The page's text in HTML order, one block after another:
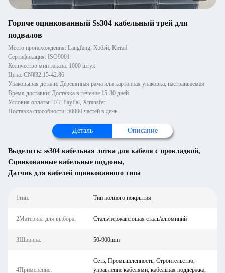
Горяче оцинкованный Ss304 кабельный трей для
подвалов
Место происхождения: Langfang, Хэбэй, Китай
Сертификация: ISO9001
Количество мин заказа: 1000 штук
Цена: CN¥32.15-42.86
Упаковывая детали: Деревянная рама или картонная упаковка, настраиваемая
Время доставки: Доставка в течение 15-30 дней
Условия оплаты: T/T, PayPal, Xtransfer
Поставка способности: 50000 частей в день
Деталь Описание
Выделить: ss304 кабельная лотка для кабеля с прокладкой,
Сцинкованные кабельные поддоны,
Датчик для кабелей оцинкованного типа
1тип: Тип полного покрытия
2Материал для выбора: Сталь/нержавеющая сталь/алюминий
3Ширина: 50-900mm
4Применение:
Сеть, Промышленность, Строительство,
управление кабелями, кабельная поддержка,